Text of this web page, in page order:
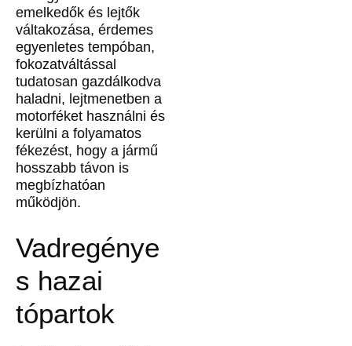
emelkedők és lejtők
váltakozása, érdemes
egyenletes tempóban,
fokozatváltással
tudatosan gazdálkodva
haladni, lejtmenetben a
motorféket használni és
kerülni a folyamatos
fékezést, hogy a jármű
hosszabb távon is
megbízhatóan
működjön.
Vadregénye
s hazai
tópartok